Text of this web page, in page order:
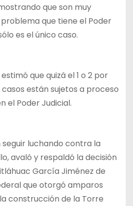
que son muy
que tiene el Poder
es el único caso.
que quizá el 1 o 2 por
están sujetos a proceso
el Poder Judicial.
seguir luchando contra la
avaló y respaldó la decisión
García Jiménez de
que otorgó amparos
construcción de la Torre